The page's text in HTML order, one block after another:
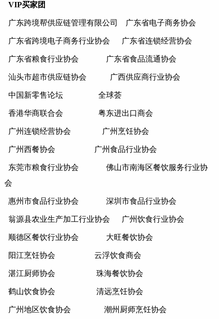
VIP买家团
广东跨境帮供应链管理有限公司 广东省电子商务协会
广东省跨境电子商务行业协会 广东省连锁经营协会
广东省粮食行业协会 广东省食品流通协会
汕头市超市供应链协会 广西供应商行业协会
中国新零售论坛 全球荟
香港华商联合会 粤东进出口商会
广州连锁经营协会 广州烹饪协会
广州西餐协会 广州食品行业协会
东莞市粮食行业协会
佛山市南海区餐饮服务行业协
会
惠州市食品行业协会 深圳市食品行业协会
翁源县农业生产加工行业协会 广州饮食行业协会
顺德区餐饮行业协会 大旺餐饮协会
阳江烹饪协会 云浮饮食商会
湛江厨师协会 珠海餐饮协会
鹤山饮食协会 清远烹饪协会
广州地区饮食协会 潮州厨师烹饪协会